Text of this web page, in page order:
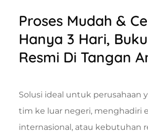
Proses Mudah &
Hanya 3 Hari,
Resmi Di Tangan
Solusi ideal untuk perusahaan
tim ke luar negeri, menghadiri
internasional, atau kebutuhan